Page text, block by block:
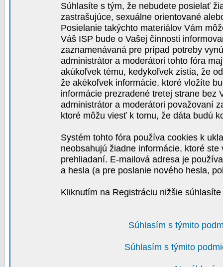
Súhlasíte s tým, že nebudete posielať
zastrašujúce, sexuálne orientované
Posielanie takýchto materiálov Vám
Váš ISP bude o Vašej činnosti
zaznamenávaná pre prípad potreby
administrátor a moderátori tohto fóra
akúkoľvek tému, kedykoľvek zistia, že
že akékoľvek informácie, ktoré vložíte
informácie prezradené tretej strane bez
administrátor a moderátori považovaní
ktoré môžu viesť k tomu, že dáta budú
Systém tohto fóra používa cookies k
neobsahujú žiadne informácie, ktoré
prehliadaní. E-mailová adresa je
a hesla (a pre poslanie nového hesla,
Kliknutím na Registráciu nižšie
Súhlasím s týmito
Súhlasím s týmito